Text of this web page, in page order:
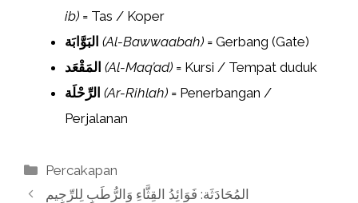
ib) = Tas / Koper
البَوَّابَة (Al-Bawwaabah) = Gerbang (Gate)
المَقْعَد (Al-Maq’ad) = Kursi / Tempat duduk
الرِّحْلَة (Ar-Rihlah) = Penerbangan /
Perjalanan
Kategori
Percakapan
المُحَادَثَة: فَوَائِدُ القِثَّاءِ وَالرُّطَبِ لِلرِّجِيمِ